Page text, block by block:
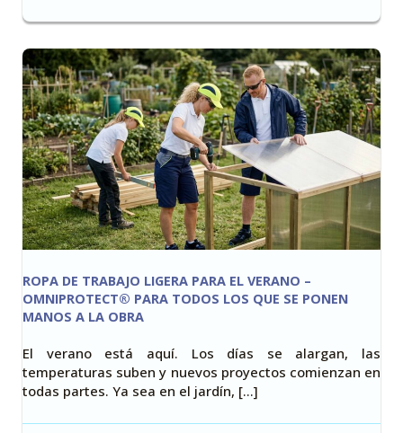
ROPA DE TRABAJO LIGERA PARA EL VERANO –
OMNIPROTECT® PARA TODOS LOS QUE SE PONEN
MANOS A LA OBRA
El verano está aquí. Los días se alargan, las
temperaturas suben y nuevos proyectos comienzan en
todas partes. Ya sea en el jardín, [...]